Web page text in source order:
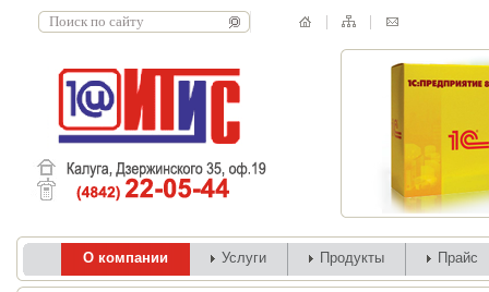
О компании Услуги Продукты Прайс